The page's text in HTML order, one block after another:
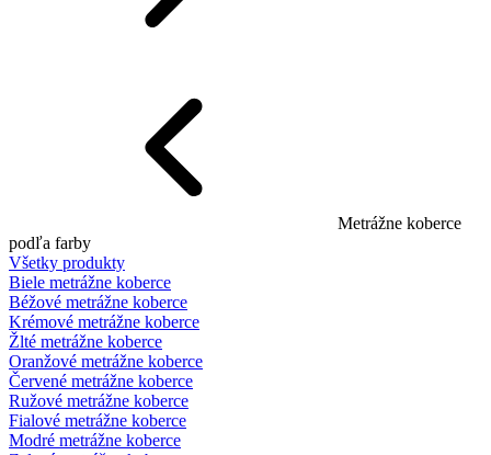
Metrážne koberce
podľa farby
Všetky produkty
Biele metrážne koberce
Béžové metrážne koberce
Krémové metrážne koberce
Žlté metrážne koberce
Oranžové metrážne koberce
Červené metrážne koberce
Ružové metrážne koberce
Fialové metrážne koberce
Modré metrážne koberce